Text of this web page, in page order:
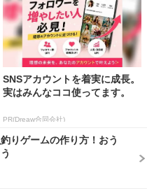
SNSアカウントを着実に成長。
実はみんなココ使ってます。
PR(Dreaw合同会社)
りゲームの作り方！おう